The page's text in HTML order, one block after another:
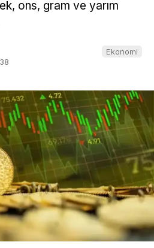
ons, gram ve yarım
Ekonomi